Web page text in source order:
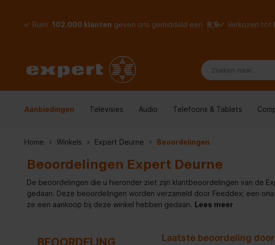
Ruim 102.000 klanten geven ons gemiddeld een 8,9 Verkozen tot
Aanbiedingen Televisies Audio Telefoons & Tablets
Home Winkels Expert Deurne Beoordelingen
Beoordelingen Expert Deurne
De beoordelingen die u hieronder ziet zijn klantbeoordelingen van de
gedaan. Deze beoordelingen worden verzameld door Feeddex; een
ze een aankoop bij deze winkel hebben gedaan. Lees meer
BEOORDELING Laatste beoordeling